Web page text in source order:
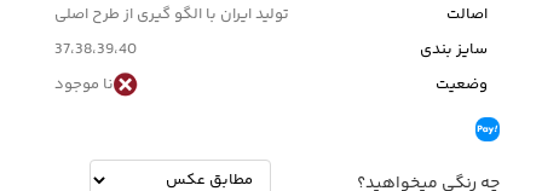
اصالت
تولید ایران با الگو گیری از طرح اصلی
سایز بندی
37،38،39،40
وضعیت
نا موجود
چه رنگی میخواهید؟